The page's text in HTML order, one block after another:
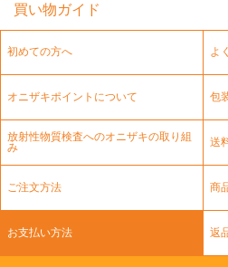
買い物ガイド
初めての方へ よ
オニザキポイントについて 包
放射性物質検査へのオニザキの取り組
み
送
ご注文方法 商
お支払い方法 返